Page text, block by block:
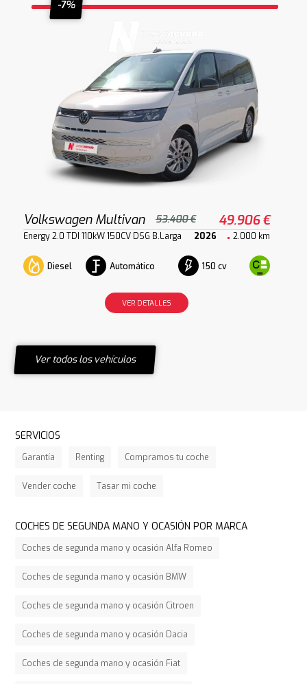
-7%
Volkswagen Multivan 53.400 € 49.906 €
Energy 2.0 TDI 110kW 150CV DSG B.Larga 2026 2.000 km
Diesel Automático 150 cv
VER DETALLES
Ver todos los vehículos
SERVICIOS
Garantía Renting Compramos tu coche
Vender coche Tasar mi coche
COCHES DE SEGUNDA MANO Y OCASIÓN POR MARCA
Coches de segunda mano y ocasión Alfa Romeo
Coches de segunda mano y ocasión BMW
Coches de segunda mano y ocasión Citroen
Coches de segunda mano y ocasión Dacia
Coches de segunda mano y ocasión Fiat